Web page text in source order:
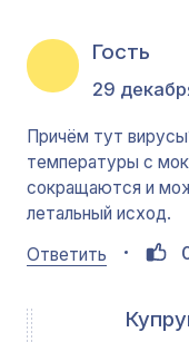
Гость
29
Причём тут
температуры с
сокращаются и
летальный исход.
Ответить